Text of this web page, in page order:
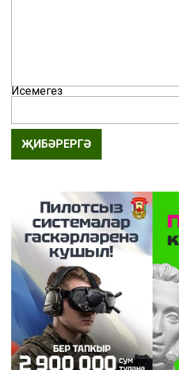
Исемегез
ҖИБӘРЕРГӘ